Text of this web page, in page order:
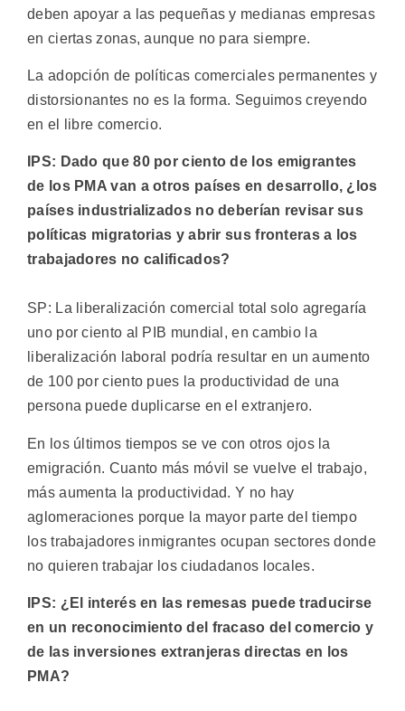
deben apoyar a las pequeñas y medianas empresas
en ciertas zonas, aunque no para siempre.
La adopción de políticas comerciales permanentes y
distorsionantes no es la forma. Seguimos creyendo
en el libre comercio.
IPS: Dado que 80 por ciento de los emigrantes
de los PMA van a otros países en desarrollo, ¿los
países industrializados no deberían revisar sus
políticas migratorias y abrir sus fronteras a los
trabajadores no calificados?
SP: La liberalización comercial total solo agregaría
uno por ciento al PIB mundial, en cambio la
liberalización laboral podría resultar en un aumento
de 100 por ciento pues la productividad de una
persona puede duplicarse en el extranjero.
En los últimos tiempos se ve con otros ojos la
emigración. Cuanto más móvil se vuelve el trabajo,
más aumenta la productividad. Y no hay
aglomeraciones porque la mayor parte del tiempo
los trabajadores inmigrantes ocupan sectores donde
no quieren trabajar los ciudadanos locales.
IPS: ¿El interés en las remesas puede traducirse
en un reconocimiento del fracaso del comercio y
de las inversiones extranjeras directas en los
PMA?